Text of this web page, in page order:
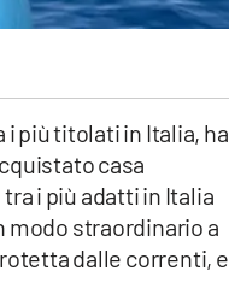
più titolati in Italia, ha
casa
i più adatti in Italia
modo straordinario a
dalle correnti, e